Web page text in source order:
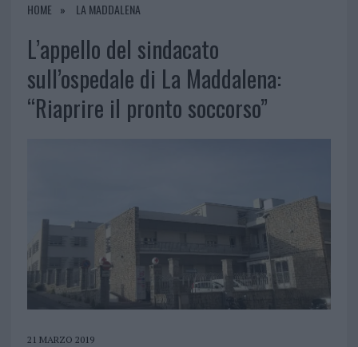
HOME LA MADDALENA
L’appello del sindacato
sull’ospedale di La Maddalena:
“Riaprire il pronto soccorso”
21 MARZO 2019